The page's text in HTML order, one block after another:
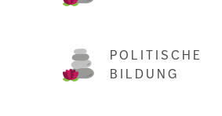
POLITISCHE
BILDUNG